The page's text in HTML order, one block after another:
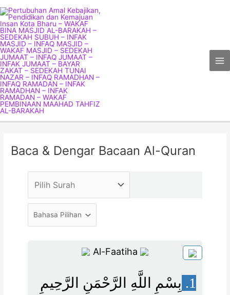
to
content
Baca & Dengar Bacaan Al-Quran
Al-Faatiha
1. بِسْمِ اللَّهِ الرَّحْمَنِ الرَّحِيمِ